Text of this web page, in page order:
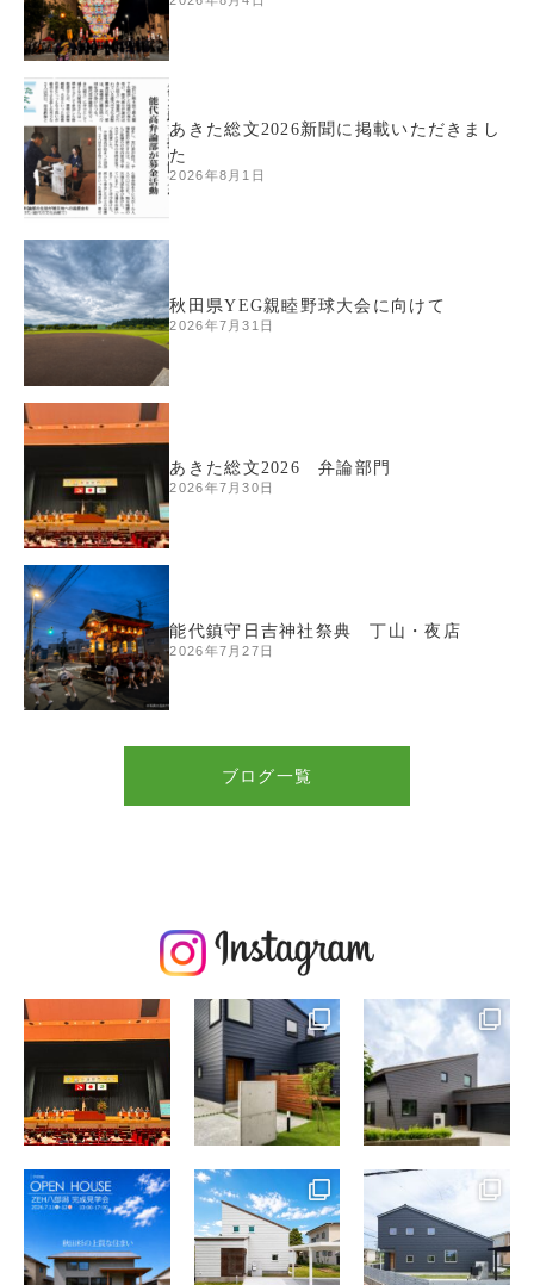
あきた総文2026新聞に掲載いただきまし
た
2026年8月1日
秋田県YEG親睦野球大会に向けて
2026年7月31日
あきた総文2026 弁論部門
2026年7月30日
能代鎮守日吉神社祭典 丁山・夜店
2026年7月27日
ブログ一覧